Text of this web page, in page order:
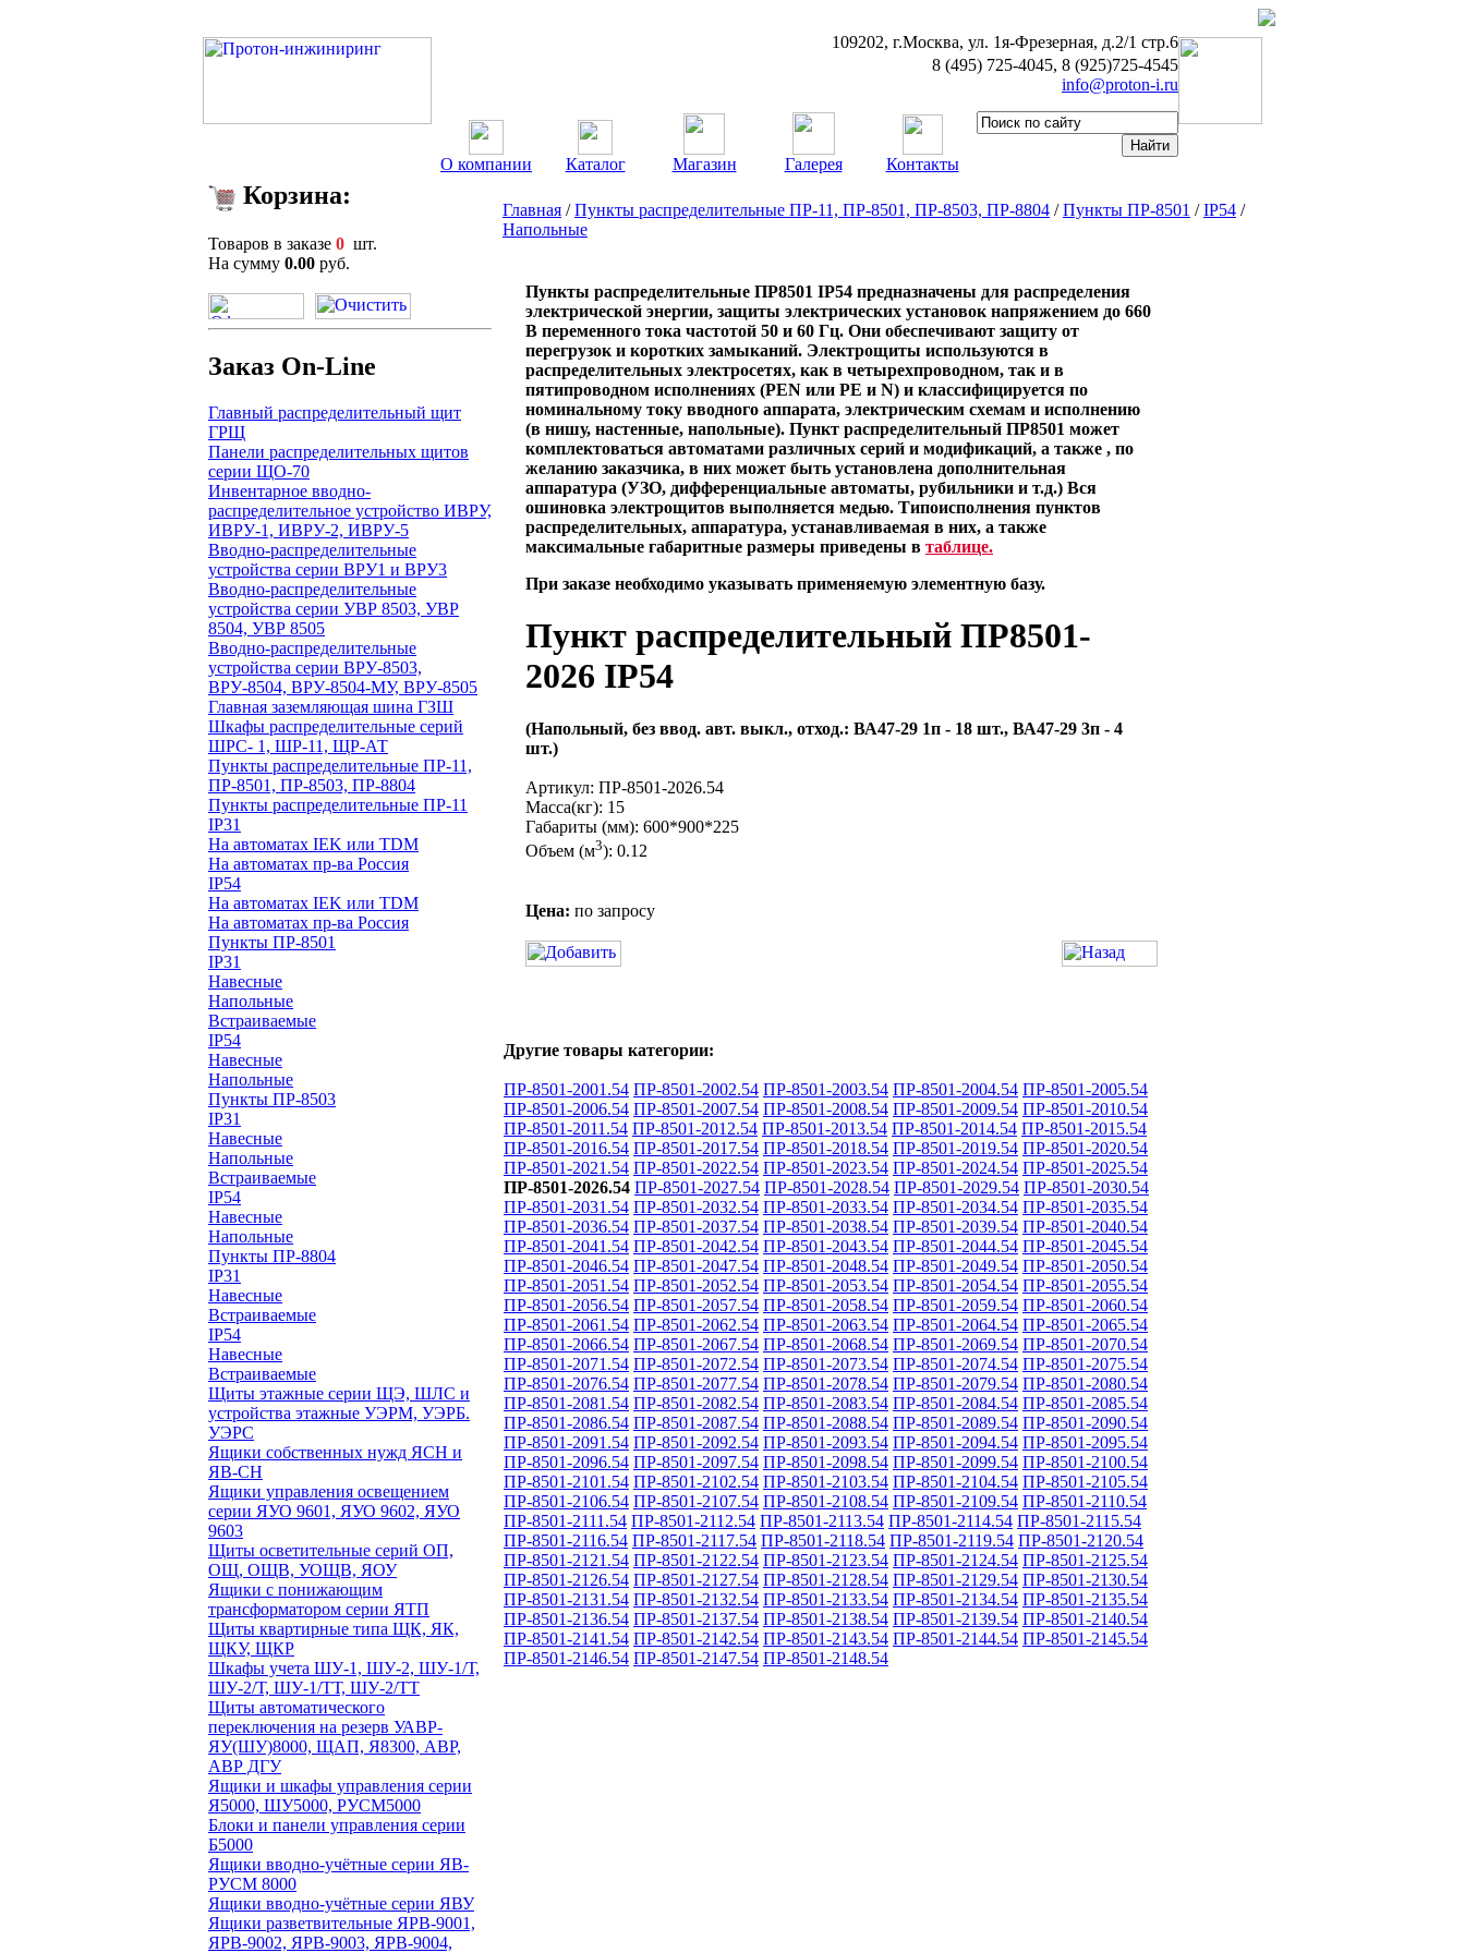
109202, г.Москва, ул. 1я-Фрезерная, д.2/1 стр.6
8 (495) 725-4045, 8 (925)725-4545
info@proton-i.ru
О компании Каталог Магазин Галерея Контакты
Корзина:
Товаров в заказе 0 шт.
На сумму 0.00 руб.
Заказ On-Line
Главный распределительный щит
ГРЩ
Панели распределительных щитов
серии ЩО-70
Инвентарное вводно-
распределительное устройство ИВРУ,
ИВРУ-1, ИВРУ-2, ИВРУ-5
Вводно-распределительные
устройства серии ВРУ1 и ВРУ3
Вводно-распределительные
устройства серии УВР 8503, УВР
8504, УВР 8505
Вводно-распределительные
устройства серии ВРУ-8503,
ВРУ-8504, ВРУ-8504-МУ, ВРУ-8505
Главная заземляющая шина ГЗШ
Шкафы распределительные серий
ШРС- 1, ШР-11, ЩР-АТ
Пункты распределительные ПР-11,
ПР-8501, ПР-8503, ПР-8804
Пункты распределительные ПР-11
IP31
На автоматах IEK или TDM
На автоматах пр-ва Россия
IP54
На автоматах IEK или TDM
На автоматах пр-ва Россия
Пункты ПР-8501
IP31
Навесные
Напольные
Встраиваемые
IP54
Навесные
Напольные
Пункты ПР-8503
IP31
Навесные
Напольные
Встраиваемые
IP54
Навесные
Напольные
Пункты ПР-8804
IP31
Навесные
Встраиваемые
IP54
Навесные
Встраиваемые
Щиты этажные серии ЩЭ, ШЛС и
устройства этажные УЭРМ, УЭРБ.
УЭРС
Ящики собственных нужд ЯСН и
ЯВ-СН
Ящики управления освещением
серии ЯУО 9601, ЯУО 9602, ЯУО
9603
Щиты осветительные серий ОП,
ОЩ, ОЩВ, УОЩВ, ЯОУ
Ящики с понижающим
трансформатором серии ЯТП
Щиты квартирные типа ЩК, ЯК,
ЩКУ, ЩКР
Шкафы учета ШУ-1, ШУ-2, ШУ-1/Т,
ШУ-2/Т, ШУ-1/ТТ, ШУ-2/ТТ
Щиты автоматического
переключения на резерв УАВР-
ЯУ(ШУ)8000, ЩАП, Я8300, АВР,
АВР ДГУ
Ящики и шкафы управления серии
Я5000, ШУ5000, РУСМ5000
Блоки и панели управления серии
Б5000
Ящики вводно-учётные серии ЯВ-
РУСМ 8000
Ящики вводно-учётные серии ЯВУ
Ящики разветвительные ЯРВ-9001,
ЯРВ-9002, ЯРВ-9003, ЯРВ-9004,
Главная /Пункты распределительные ПР-11, ПР-8501, ПР-8503, ПР-8804 /Пункты ПР-8501 /IP54 /
Напольные
Пункты распределительные ПР8501 IP54 предназначены для распределения
электрической энергии, защиты электрических установок напряжением до 660
В переменного тока частотой 50 и 60 Гц. Они обеспечивают защиту от
перегрузок и коротких замыканий. Электрощиты используются в
распределительных электросетях, как в четырехпроводном, так и в
пятипроводном исполнениях (РЕN или РЕ и N) и классифицируется по
номинальному току вводного аппарата, электрическим схемам и исполнению
(в нишу, настенные, напольные). Пункт распределительный ПР8501 может
комплектоваться автоматами различных серий и модификаций, а также , по
желанию заказчика, в них может быть установлена дополнительная
аппаратура (УЗО, дифференциальные автоматы, рубильники и т.д.) Вся
ошиновка электрощитов выполняется медью. Типоисполнения пунктов
распределительных, аппаратура, устанавливаемая в них, а также
максимальные габаритные размеры приведены в таблице.
При заказе необходимо указывать применяемую элементную базу.
Пункт распределительный ПР8501-
2026 IP54
(Напольный, без ввод. авт. выкл., отход.: ВА47-29 1п - 18 шт., ВА47-29 3п - 4
шт.)
Артикул: ПР-8501-2026.54
Масса(кг): 15
Габариты (мм): 600*900*225
Объем (м3): 0.12
Цена: по запросу
Другие товары категории:
ПР-8501-2001.54 ПР-8501-2002.54 ПР-8501-2003.54 ПР-8501-2004.54 ПР-8501-2005.54
ПР-8501-2006.54 ПР-8501-2007.54 ПР-8501-2008.54 ПР-8501-2009.54 ПР-8501-2010.54
ПР-8501-2011.54 ПР-8501-2012.54 ПР-8501-2013.54 ПР-8501-2014.54 ПР-8501-2015.54
ПР-8501-2016.54 ПР-8501-2017.54 ПР-8501-2018.54 ПР-8501-2019.54 ПР-8501-2020.54
ПР-8501-2021.54 ПР-8501-2022.54 ПР-8501-2023.54 ПР-8501-2024.54 ПР-8501-2025.54
ПР-8501-2026.54 ПР-8501-2027.54 ПР-8501-2028.54 ПР-8501-2029.54 ПР-8501-2030.54
ПР-8501-2031.54 ПР-8501-2032.54 ПР-8501-2033.54 ПР-8501-2034.54 ПР-8501-2035.54
ПР-8501-2036.54 ПР-8501-2037.54 ПР-8501-2038.54 ПР-8501-2039.54 ПР-8501-2040.54
ПР-8501-2041.54 ПР-8501-2042.54 ПР-8501-2043.54 ПР-8501-2044.54 ПР-8501-2045.54
ПР-8501-2046.54 ПР-8501-2047.54 ПР-8501-2048.54 ПР-8501-2049.54 ПР-8501-2050.54
ПР-8501-2051.54 ПР-8501-2052.54 ПР-8501-2053.54 ПР-8501-2054.54 ПР-8501-2055.54
ПР-8501-2056.54 ПР-8501-2057.54 ПР-8501-2058.54 ПР-8501-2059.54 ПР-8501-2060.54
ПР-8501-2061.54 ПР-8501-2062.54 ПР-8501-2063.54 ПР-8501-2064.54 ПР-8501-2065.54
ПР-8501-2066.54 ПР-8501-2067.54 ПР-8501-2068.54 ПР-8501-2069.54 ПР-8501-2070.54
ПР-8501-2071.54 ПР-8501-2072.54 ПР-8501-2073.54 ПР-8501-2074.54 ПР-8501-2075.54
ПР-8501-2076.54 ПР-8501-2077.54 ПР-8501-2078.54 ПР-8501-2079.54 ПР-8501-2080.54
ПР-8501-2081.54 ПР-8501-2082.54 ПР-8501-2083.54 ПР-8501-2084.54 ПР-8501-2085.54
ПР-8501-2086.54 ПР-8501-2087.54 ПР-8501-2088.54 ПР-8501-2089.54 ПР-8501-2090.54
ПР-8501-2091.54 ПР-8501-2092.54 ПР-8501-2093.54 ПР-8501-2094.54 ПР-8501-2095.54
ПР-8501-2096.54 ПР-8501-2097.54 ПР-8501-2098.54 ПР-8501-2099.54 ПР-8501-2100.54
ПР-8501-2101.54 ПР-8501-2102.54 ПР-8501-2103.54 ПР-8501-2104.54 ПР-8501-2105.54
ПР-8501-2106.54 ПР-8501-2107.54 ПР-8501-2108.54 ПР-8501-2109.54 ПР-8501-2110.54
ПР-8501-2111.54 ПР-8501-2112.54 ПР-8501-2113.54 ПР-8501-2114.54 ПР-8501-2115.54
ПР-8501-2116.54 ПР-8501-2117.54 ПР-8501-2118.54 ПР-8501-2119.54 ПР-8501-2120.54
ПР-8501-2121.54 ПР-8501-2122.54 ПР-8501-2123.54 ПР-8501-2124.54 ПР-8501-2125.54
ПР-8501-2126.54 ПР-8501-2127.54 ПР-8501-2128.54 ПР-8501-2129.54 ПР-8501-2130.54
ПР-8501-2131.54 ПР-8501-2132.54 ПР-8501-2133.54 ПР-8501-2134.54 ПР-8501-2135.54
ПР-8501-2136.54 ПР-8501-2137.54 ПР-8501-2138.54 ПР-8501-2139.54 ПР-8501-2140.54
ПР-8501-2141.54 ПР-8501-2142.54 ПР-8501-2143.54 ПР-8501-2144.54 ПР-8501-2145.54
ПР-8501-2146.54 ПР-8501-2147.54 ПР-8501-2148.54